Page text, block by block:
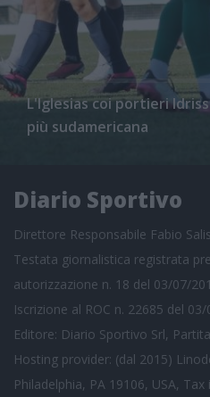
L'Iglesias coi portieri
più sudamericana
Diario Sportivo
Direttore Responsabile Fabio Salis
Testata giornalistica registrata
autorizzazione n. 18 del 03/07/
Iscrizione al ROC n. 22685 del
Editore: Diario Sportivo Srl,
Hosting provider: (dal 2015)
Philadelphia, PA 19106, USA,